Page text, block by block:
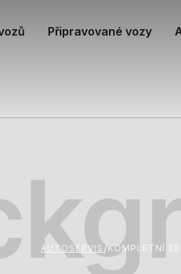
Připravované vozy
AUTOSERVIS /KOMPLETNÍ